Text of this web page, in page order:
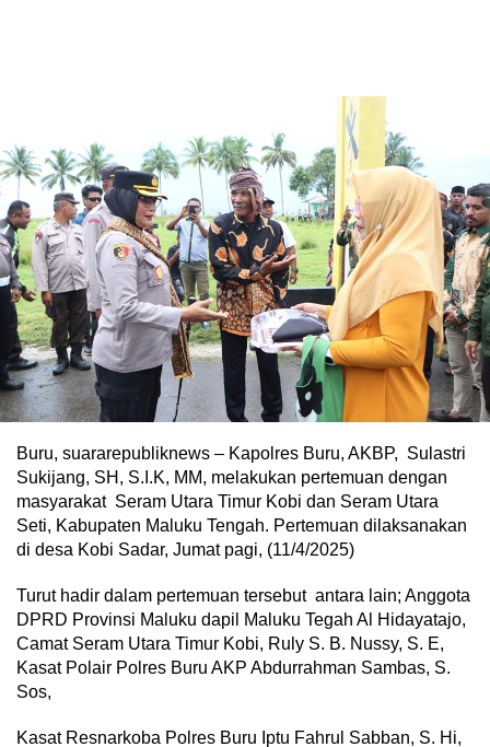
Buru, suararepubliknews – Kapolres Buru, AKBP, Sulastri
Sukijang, SH, S.I.K, MM, melakukan pertemuan dengan
masyarakat Seram Utara Timur Kobi dan Seram Utara
Seti, Kabupaten Maluku Tengah. Pertemuan dilaksanakan
di desa Kobi Sadar, Jumat pagi, (11/4/2025)
Turut hadir dalam pertemuan tersebut antara lain; Anggota
DPRD Provinsi Maluku dapil Maluku Tegah Al Hidayatajo,
Camat Seram Utara Timur Kobi, Ruly S. B. Nussy, S. E,
Kasat Polair Polres Buru AKP Abdurrahman Sambas, S.
Sos,
Kasat Resnarkoba Polres Buru Iptu Fahrul Sabban, S. Hi,